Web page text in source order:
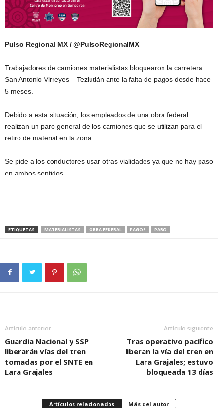
Pulso Regional MX / @PulsoRegionalMX
Trabajadores de camiones materialistas bloquearon la carretera
San Antonio Virreyes – Teziutlán ante la falta de pagos desde hace
5 meses.
Debido a esta situación, los empleados de una obra federal
realizan un paro general de los camiones que se utilizan para el
retiro de material en la zona.
Se pide a los conductores usar otras vialidades ya que no hay paso
en ambos sentidos.
ETIQUETAS MATERIALISTAS OBRA FEDERAL PAGOS PARO
Artículo anterior
Guardia Nacional y SSP
liberarán vías del tren
tomadas por el SNTE en
Lara Grajales
Artículo siguiente
Tras operativo pacífico
liberan la vía del tren en
Lara Grajales; estuvo
bloqueada 13 días
Artículos relacionados Más del autor